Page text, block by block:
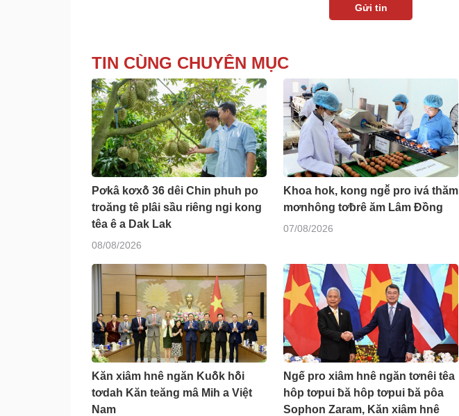
TIN CÙNG CHUYÊN MỤC
Pơkâ kơxô̆ 36 dêi Chin phuh po
troăng tê plâi sầu riêng ngi kong
têa ê a Dak Lak
08/08/2026
Khoa hok, kong ngê̆ pro ivá thăm
mơnhông tơƀrê ăm Lâm Đồng
07/08/2026
Kăn xiâm hnê ngăn Kuô̆k hô̆i
tơdah Kăn teăng mâ Mih a Việt
Nam
Ngế pro xiâm hnê ngăn tơnêi têa
hôp tơpui ƀă hôp tơpui ƀă pôa
Sophon Zaram, Kăn xiâm hnê